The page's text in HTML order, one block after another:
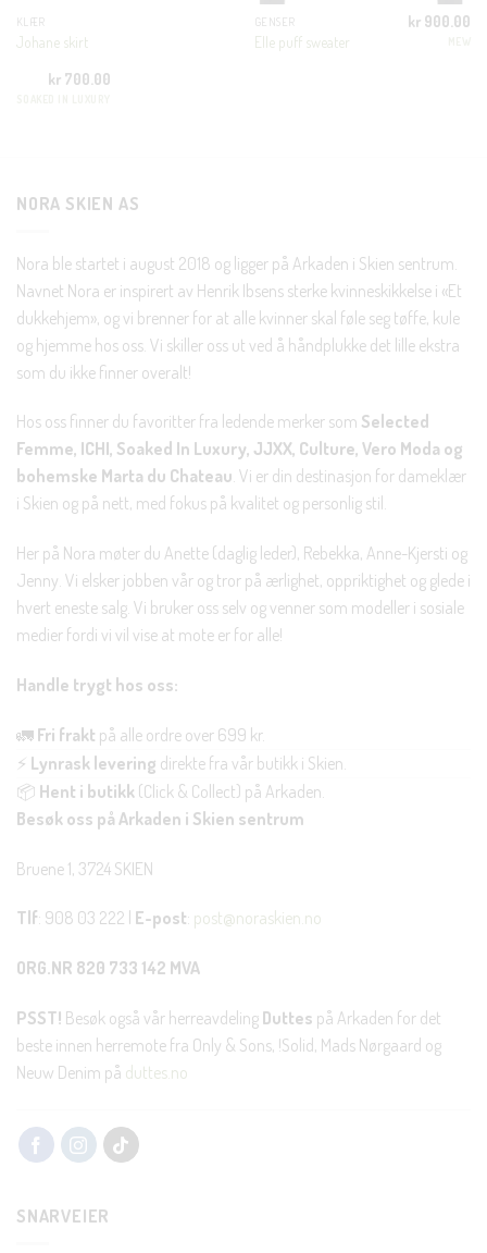
KLÆR
Johane skirt
kr700.00
GENSER
Elle puff sweater
kr 900.00
NORA SKIEN AS
Nora ble startet i august 2018 og ligger på Arkaden i Skien sentrum.
Navnet Nora er inspirert av Henrik Ibsens sterke kvinneskikkelse i «Et
dukkehjem», og vi brenner for at alle kvinner skal føle seg tøffe, kule
og hjemme hos oss. Vi skiller oss ut ved å håndplukke det lille ekstra
som du ikke finner overalt!
Hos oss finner du favoritter fra ledende merker som Selected
Femme, ICHI, Soaked In Luxury, JJXX, Culture, Vero Moda og
bohemske Marta du Chateau. Vi er din destinasjon for dameklær
i Skien og på nett, med fokus på kvalitet og personlig stil.
Her på Nora møter du Anette (daglig leder), Rebekka, Anne-Kjersti og
Jenny. Vi elsker jobben vår og tror på ærlighet, oppriktighet og glede i
hvert eneste salg. Vi bruker oss selv og venner som modeller i sosiale
medier fordi vi vil vise at mote er for alle!
Handle trygt hos oss:
🚛 Fri frakt på alle ordre over 699 kr.
⚡ Lynrask levering direkte fra vår butikk i Skien.
📦 Hent i butikk (Click & Collect) på Arkaden.
Besøk oss på Arkaden i Skien sentrum
Bruene 1, 3724 SKIEN
Tlf: 908 03 222 | E-post: post@noraskien.no
ORG.NR 820 733 142 MVA
PSST! Besøk også vår herreavdeling Duttes på Arkaden for det
beste innen herremote fra Only & Sons, !Solid, Mads Nørgaard og
Neuw Denim på duttes.no
SNARVEIER
rabatt på din første handel og eksklusive fordeler rett i lomma.